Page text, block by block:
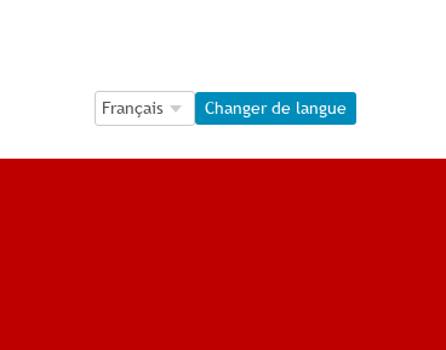
Language Selection
Language Selection
Changer de langue